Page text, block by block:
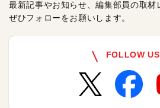
最新記事やお知らせ、編集部員の取材
ぜひフォローをお願いします。
FOLLOW US